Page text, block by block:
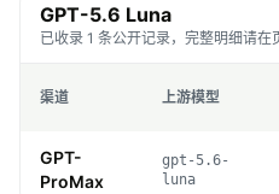
GPT-5.6 Luna
已收录 1 条公开记录，完整明细请在
渠道 上游模型
GPT-
ProMax
gpt-5.6-
luna